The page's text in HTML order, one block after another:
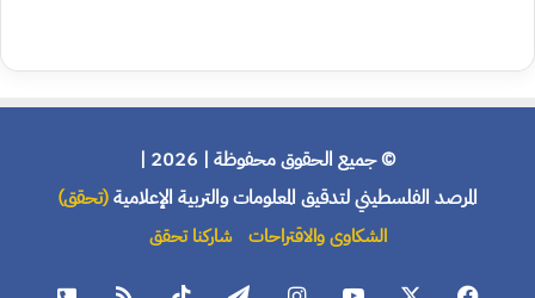
© جميع الحقوق محفوظة | 2026 |
المرصد الفلسطيني لتدقيق المعلومات والتربية الإعلامية(تحقق)
الشكاوى والاقتراحات شاركنا تحقق